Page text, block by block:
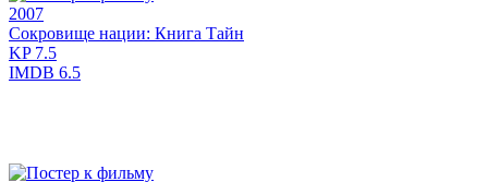
2007
Сокровище нации: Книга Тайн
KP7.5
IMDB 6.5